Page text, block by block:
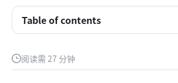
阅读需 27 分钟
Table of contents
10款最佳人力资源中介软件的快照概览